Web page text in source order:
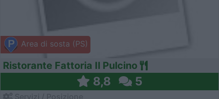
Area di sosta (PS)
Ristorante Fattoria Il Pulcino
8,8 5